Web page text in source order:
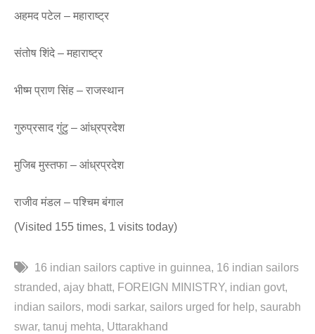
अहमद पटेल – महाराष्ट्र
संतोष शिंदे – महाराष्ट्र
भीष्म प्राण सिंह – राजस्थान
गुरुप्रसाद गुंटु – आंध्रप्रदेश
मुजिब मुस्तफा – आंध्रप्रदेश
राजीव मंडल – पश्चिम बंगाल
(Visited 155 times, 1 visits today)
16 indian sailors captive in guinnea 16 indian sailors
stranded ajay bhatt FOREIGN MINISTRY indian govt
indian sailors modi sarkar sailors urged for help saurabh
swar tanuj mehta Uttarakhand